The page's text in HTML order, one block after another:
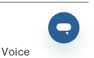
ゴールド・コンビネーション
す。ぜひお気に入りを探し
いう方は、フルオーダーやセ
す。
互いに贈りあう」という意
素材（カラー）やデザイン